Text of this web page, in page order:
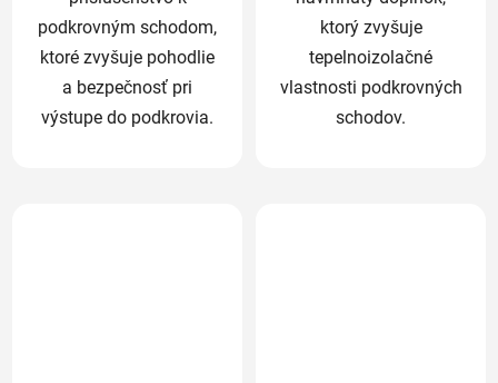
podkrovným schodom,
ktoré zvyšuje pohodlie
a bezpečnosť pri
výstupe do podkrovia.
ktorý zvyšuje
tepelnoizolačné
vlastnosti podkrovných
schodov.